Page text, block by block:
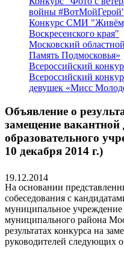
войны
Конкурс СМИ "Живём,
Воскресенского края"
Московский
Память Подмосковья»
Всероссийский
Всероссийский
девушек «Мисс
Объявление о
замещение вакантной
образовательного
10 декабря 2014 г.)
19.12.2014
На основании
собеседования с
муниципальное
муниципального района
результатах конкурса на
руководителей следующих